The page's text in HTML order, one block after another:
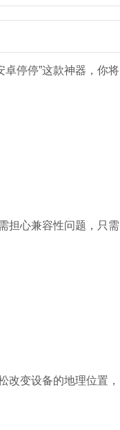
停停”这款神器，你将
担心兼容性问题，只需
改变设备的地理位置，